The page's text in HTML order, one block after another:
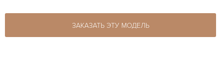
ЗАКАЗАТЬ ЭТУ МОДЕЛЬ